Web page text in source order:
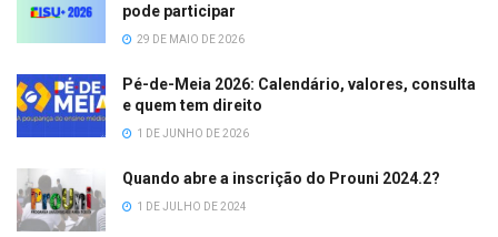
pode participar
29 DE MAIO DE 2026
Pé-de-Meia 2026: Calendário, valores, consulta
e quem tem direito
1 DE JUNHO DE 2026
Quando abre a inscrição do Prouni 2024.2?
1 DE JULHO DE 2024